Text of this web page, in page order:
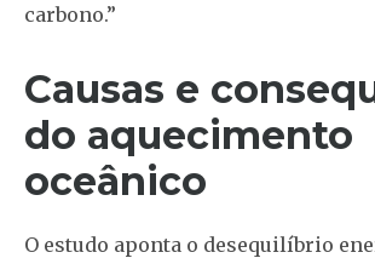
carbono.”
Causas e
do aquecimento
oceânico
O estudo aponta o desequilíbrio